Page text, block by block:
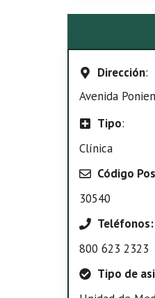
Dirección:
Avenida
Tipo:
Clínica
Código
30540
Teléfonos:
800 623 2323
Tipo de